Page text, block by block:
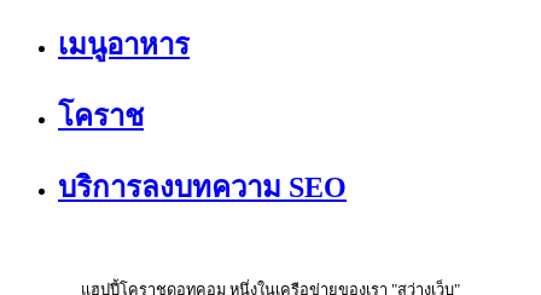
เมนูอาหาร
โคราช
บริการลงบทความ SEO
แฮปปี้โคราชดอทคอม หนึ่งในเครือข่ายของเรา "สว่างเว็บ"